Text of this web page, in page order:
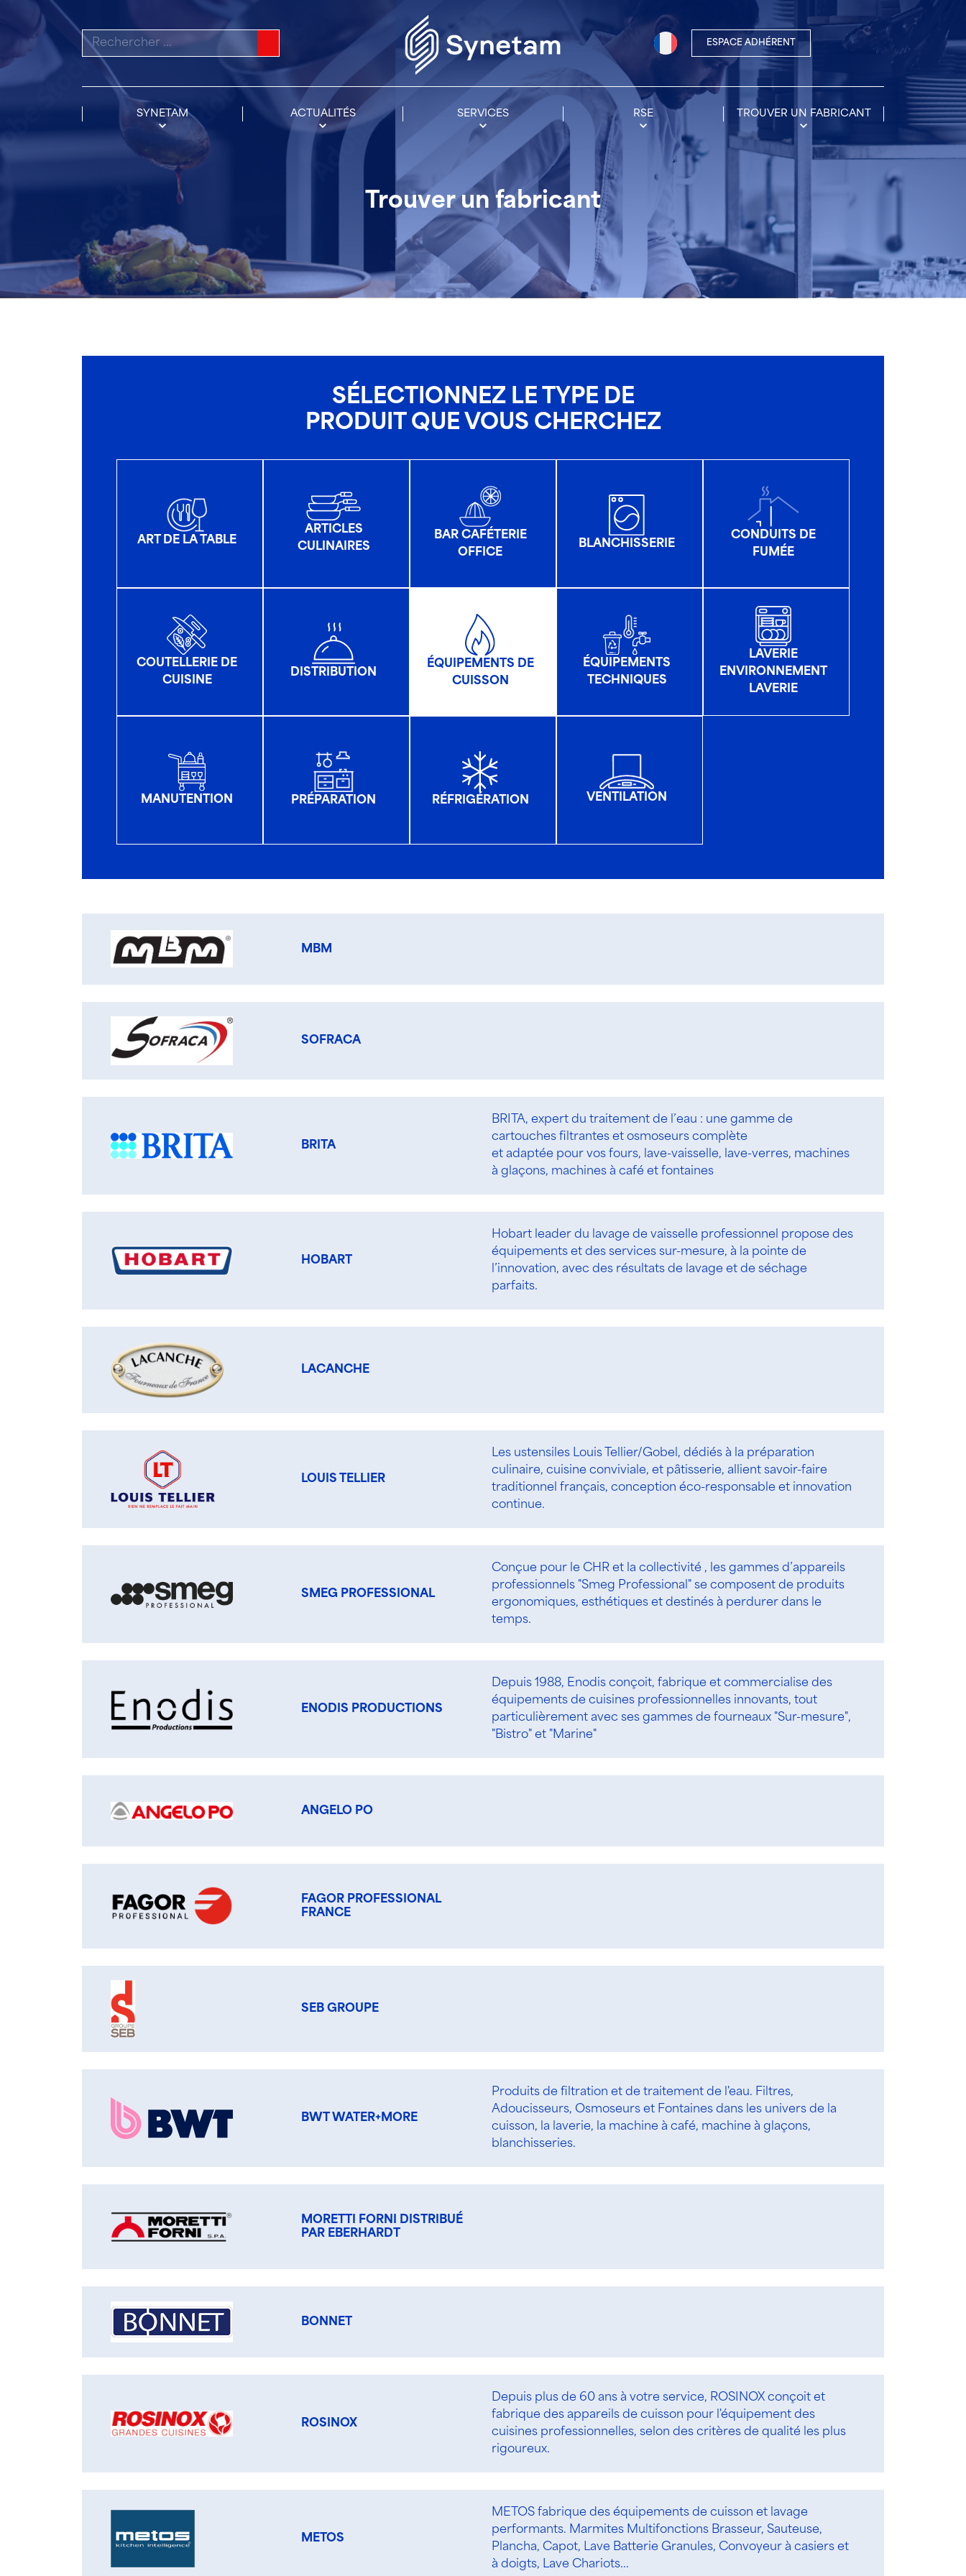
Rechercher : ESPACE ADHÉRENT
SYNETAM ACTUALITÉS SERVICES RSE TROUVER UN FABRICANT
Trouver un fabricant
SÉLECTIONNEZ LE TYPE DE
PRODUIT QUE VOUS CHERCHEZ
ART DE LA TABLE
ARTICLES
CULINAIRES
BAR CAFÉTERIE
OFFICE
BLANCHISSERIE
CONDUITS DE
FUMÉE
COUTELLERIE DE
CUISINE
DISTRIBUTION
ÉQUIPEMENTS DE
CUISSON
ÉQUIPEMENTS
TECHNIQUES
LAVERIE
ENVIRONNEMENT
LAVERIE
MANUTENTION PRÉPARATION RÉFRIGÉRATION VENTILATION
MBM
SOFRACA
BRITA
BRITA, expert du traitement de l’eau : une gamme de
cartouches filtrantes et osmoseurs complète
et adaptée pour vos fours, lave-vaisselle, lave-verres, machines
à glaçons, machines à café et fontaines
HOBART
Hobart leader du lavage de vaisselle professionnel propose des
équipements et des services sur-mesure, à la pointe de
l’innovation, avec des résultats de lavage et de séchage
parfaits.
LACANCHE
LOUIS TELLIER
Les ustensiles Louis Tellier/Gobel, dédiés à la préparation
culinaire, cuisine conviviale, et pâtisserie, allient savoir-faire
traditionnel français, conception éco-responsable et innovation
continue.
SMEG PROFESSIONAL
Conçue pour le CHR et la collectivité , les gammes d’appareils
professionnels "Smeg Professional" se composent de produits
ergonomiques, esthétiques et destinés à perdurer dans le
temps.
ENODIS PRODUCTIONS
Depuis 1988, Enodis conçoit, fabrique et commercialise des
équipements de cuisines professionnelles innovants, tout
particulièrement avec ses gammes de fourneaux "Sur-mesure",
"Bistro" et "Marine"
ANGELO PO
FAGOR PROFESSIONAL
FRANCE
SEB GROUPE
BWT WATER+MORE
Produits de filtration et de traitement de l'eau. Filtres,
Adoucisseurs, Osmoseurs et Fontaines dans les univers de la
cuisson, la laverie, la machine à café, machine à glaçons,
blanchisseries.
MORETTI FORNI DISTRIBUÉ
PAR EBERHARDT
BONNET
ROSINOX
Depuis plus de 60 ans à votre service, ROSINOX conçoit et
fabrique des appareils de cuisson pour l'équipement des
cuisines professionnelles, selon des critères de qualité les plus
rigoureux.
METOS
METOS fabrique des équipements de cuisson et lavage
performants. Marmites Multifonctions Brasseur, Sauteuse,
Plancha, Capot, Lave Batterie Granules, Convoyeur à casiers et
à doigts, Lave Chariots...